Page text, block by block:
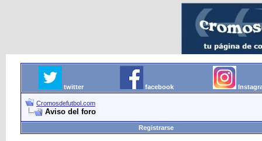
twitter facebook
Cromosdefutbol.com
Aviso del foro
Registrarse